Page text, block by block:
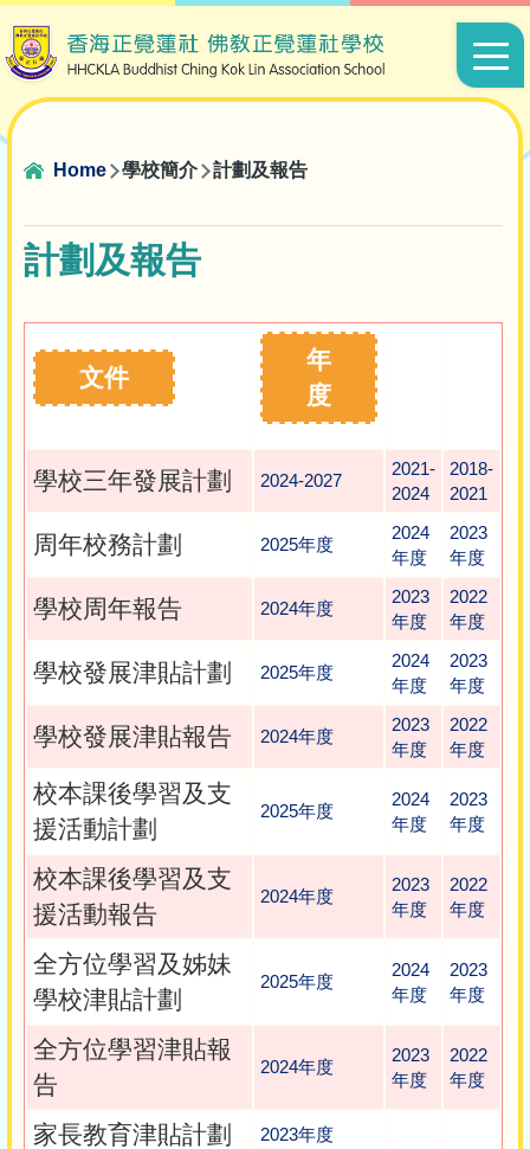
Skip to main content
Main
Breadcrumb
Home 學校簡介 計劃及報告
計劃及報告
文件
年
度
學校三年發展計劃 2024-2027
2021-
2024
2018-
2021
周年校務計劃 2025年度
2024
年度
2023
年度
學校周年報告 2024年度
2023
年度
2022
年度
學校發展津貼計劃 2025年度
2024
年度
2023
年度
學校發展津貼報告 2024年度
2023
年度
2022
年度
校本課後學習及支
援活動計劃
2025年度
2024
年度
2023
年度
校本課後學習及支
援活動報告
2024年度
2023
年度
2022
年度
全方位學習及姊妹
學校津貼計劃
2025年度
2024
年度
2023
年度
全方位學習津貼報
告
2024年度
2023
年度
2022
年度
家長教育津貼計劃 2023年度